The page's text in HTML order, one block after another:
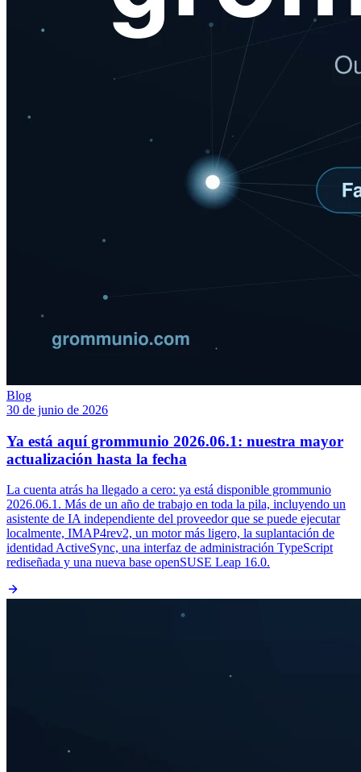
Blog
30 de junio de 2026
Ya está aquí grommunio 2026.06.1: nuestra mayor
actualización hasta la fecha
La cuenta atrás ha llegado a cero: ya está disponible grommunio
2026.06.1. Más de un año de trabajo en toda la pila, incluyendo un
asistente de IA independiente del proveedor que se puede ejecutar
localmente, IMAP4rev2, un motor más ligero, la suplantación de
identidad ActiveSync, una interfaz de administración TypeScript
rediseñada y una nueva base openSUSE Leap 16.0.